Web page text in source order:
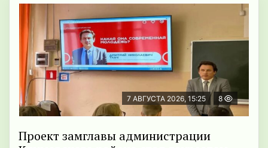
7 АВГУСТА 2026, 15:25 8
Проект замглавы администрации